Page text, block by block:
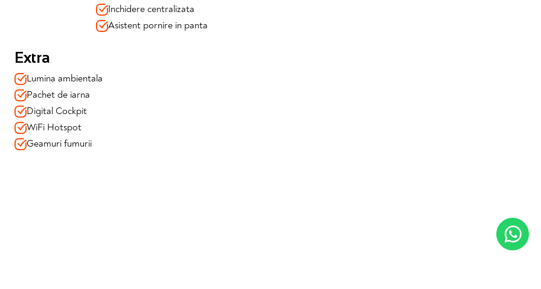
Auto
Inchidere centralizata
Asistent pornire in panta
Extra
Lumina ambientala
Pachet de iarna
Digital Cockpit
WiFi Hotspot
Geamuri fumurii